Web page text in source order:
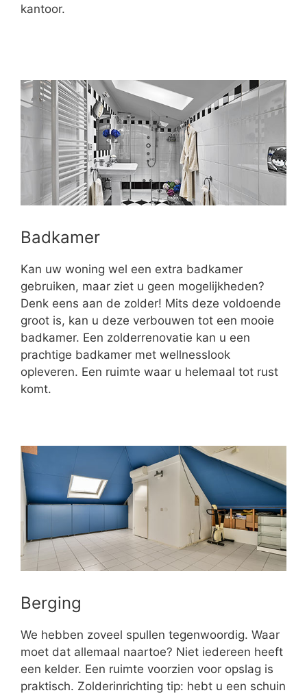
kantoor.
Badkamer
Kan uw woning wel een extra badkamer
gebruiken, maar ziet u geen mogelijkheden?
Denk eens aan de zolder! Mits deze voldoende
groot is, kan u deze verbouwen tot een mooie
badkamer. Een zolderrenovatie kan u een
prachtige badkamer met wellnesslook
opleveren. Een ruimte waar u helemaal tot rust
komt.
Berging
We hebben zoveel spullen tegenwoordig. Waar
moet dat allemaal naartoe? Niet iedereen heeft
een kelder. Een ruimte voorzien voor opslag is
praktisch. Zolderinrichting tip: hebt u een schuin